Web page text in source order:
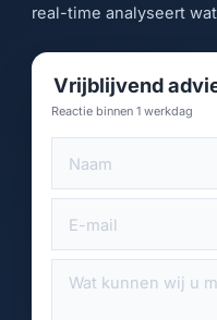
real-time analyseert
Vrijblijvend
Reactie binnen 1 werkdag